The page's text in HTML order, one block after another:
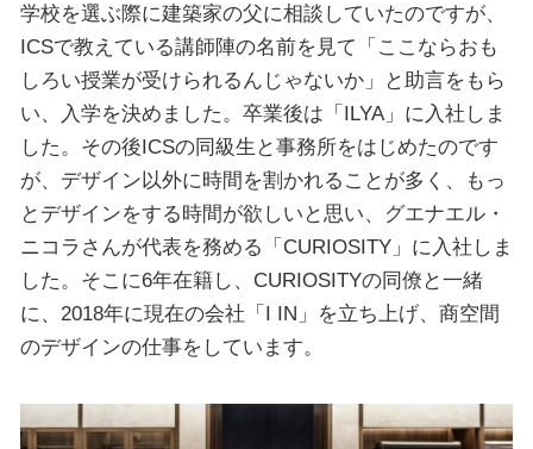
学校を選ぶ際に建築家の父に相談していたのですが、
ICSで教えている講師陣の名前を見て「ここならおも
しろい授業が受けられるんじゃないか」と助言をもら
い、入学を決めました。卒業後は「ILYA」に入社しま
した。その後ICSの同級生と事務所をはじめたのです
が、デザイン以外に時間を割かれることが多く、もっ
とデザインをする時間が欲しいと思い、グエナエル・
ニコラさんが代表を務める「CURIOSITY」に入社しま
した。そこに6年在籍し、CURIOSITYの同僚と一緒
に、2018年に現在の会社「I IN」を立ち上げ、商空間
のデザインの仕事をしています。